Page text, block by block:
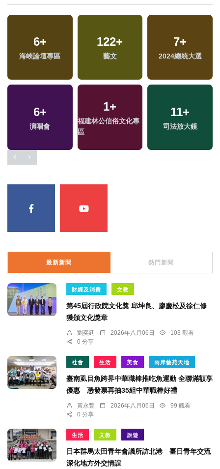
6+
海峽論壇專區
122+
藝文
7+
2024總統大選
6+
演唱會
1+
福建林公信俗文化專
區
11+
司法放大鏡
最新新聞 熱門新聞
財經及消費 文教
第45屆行政院文化獎 邱坤良、廖慶松及徐仁修
獲頒文化獎章
劉奕廷 2026年八月06日
103 觀看
0 分享
社會 生活 美食 兩岸藝苑天地
臺南虱目魚跨界中華職棒推吃魚運動 全聯滿額享
優惠 憑發票再抽35組中華職棒好禮
黃永豐 2026年八月06日
99 觀看
0 分享
生活 文教 旅遊
日本群馬太田青年會議所訪北港 臺日青年交流
深化地方外交情誼